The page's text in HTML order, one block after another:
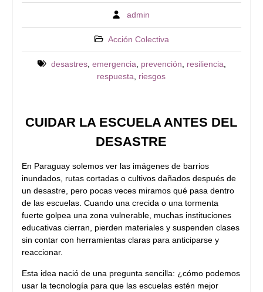
admin
Acción Colectiva
desastres, emergencia prevención resiliencia
respuesta
riesgos
CUIDAR LA ESCUELA ANTES DEL
DESASTRE
En Paraguay solemos ver las imágenes de barrios
inundados, rutas cortadas o cultivos dañados después de
un desastre, pero pocas veces miramos qué pasa dentro
de las escuelas. Cuando una crecida o una tormenta
fuerte golpea una zona vulnerable, muchas instituciones
educativas cierran, pierden materiales y suspenden clases
sin contar con herramientas claras para anticiparse y
reaccionar.
Esta idea nació de una pregunta sencilla: ¿cómo podemos
usar la tecnología para que las escuelas estén mejor